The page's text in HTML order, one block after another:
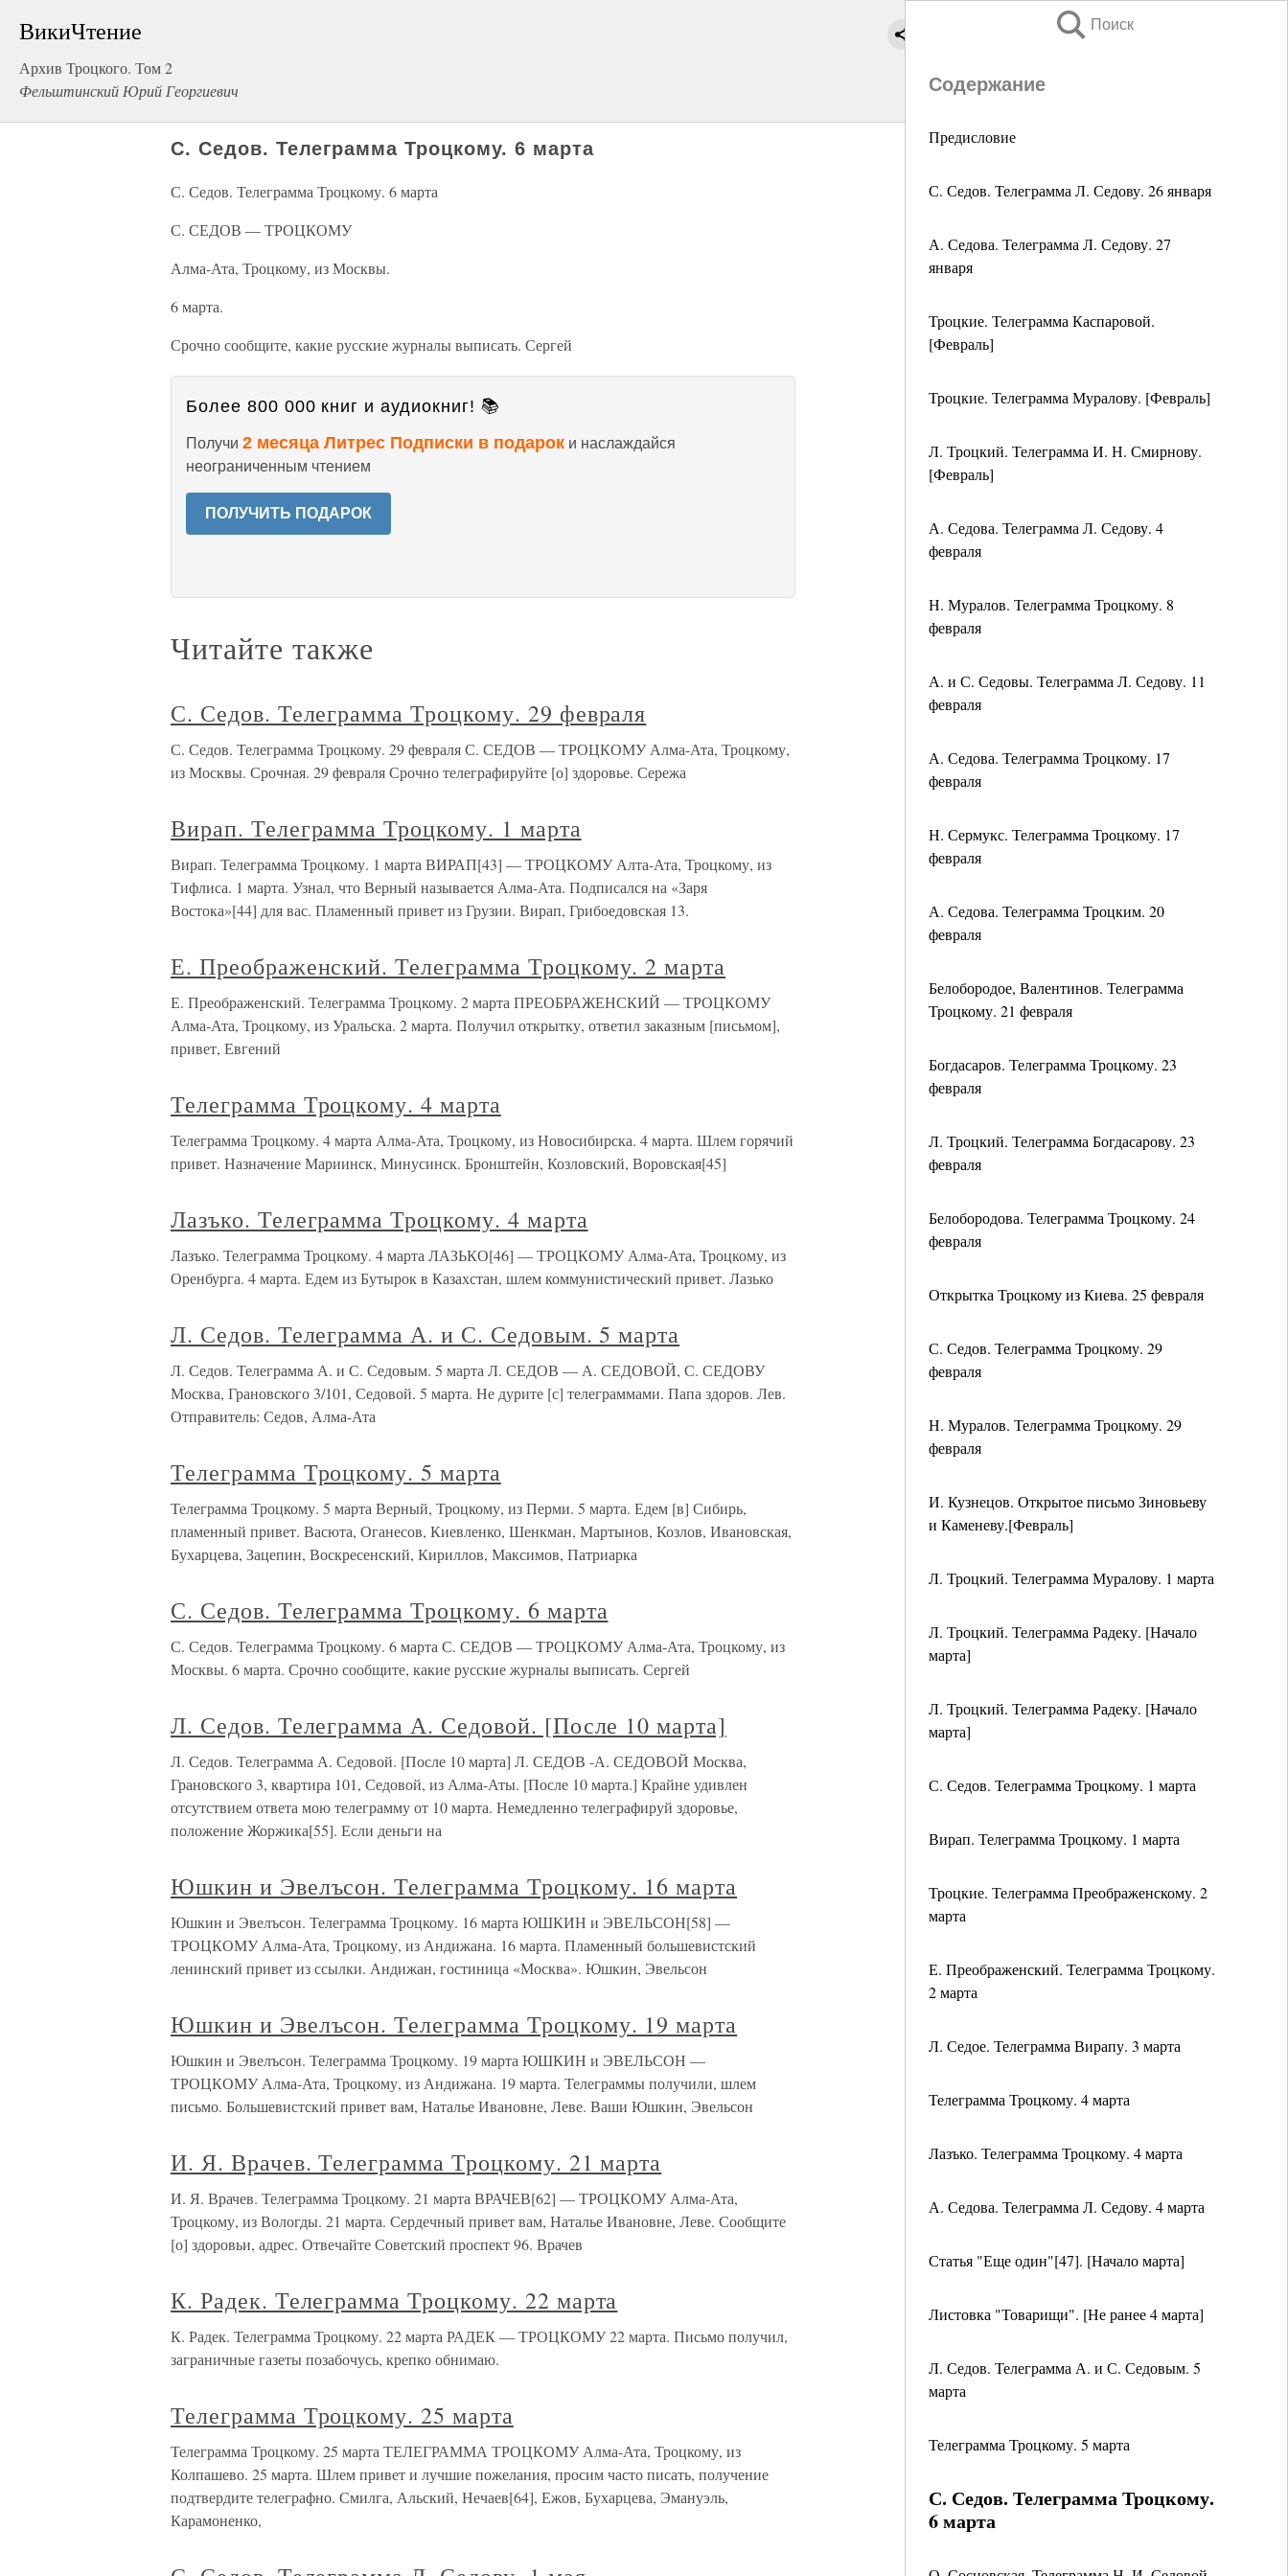
ВикиЧтение
Архив Троцкого. Том 2
Фельштинский Юрий Георгиевич
Поиск
Содержание
Предисловие
С. Седов. Телеграмма Л. Седову. 26 января
А. Седова. Телеграмма Л. Седову. 27
января
Троцкие. Телеграмма Каспаровой.
[Февраль]
Троцкие. Телеграмма Муралову. [Февраль]
Л. Троцкий. Телеграмма И. Н. Смирнову.
[Февраль]
А. Седова. Телеграмма Л. Седову. 4
февраля
Н. Муралов. Телеграмма Троцкому. 8
февраля
А. и С. Седовы. Телеграмма Л. Седову. 11
февраля
А. Седова. Телеграмма Троцкому. 17
февраля
Н. Сермукс. Телеграмма Троцкому. 17
февраля
А. Седова. Телеграмма Троцким. 20
февраля
Белобородое, Валентинов. Телеграмма
Троцкому. 21 февраля
Богдасаров. Телеграмма Троцкому. 23
февраля
Л. Троцкий. Телеграмма Богдасарову. 23
февраля
Белобородова. Телеграмма Троцкому. 24
февраля
Открытка Троцкому из Киева. 25 февраля
С. Седов. Телеграмма Троцкому. 29
февраля
Н. Муралов. Телеграмма Троцкому. 29
февраля
И. Кузнецов. Открытое письмо Зиновьеву
и Каменеву.[Февраль]
Л. Троцкий. Телеграмма Муралову. 1 марта
Л. Троцкий. Телеграмма Радеку. [Начало
марта]
Л. Троцкий. Телеграмма Радеку. [Начало
марта]
С. Седов. Телеграмма Троцкому. 1 марта
Вирап. Телеграмма Троцкому. 1 марта
Троцкие. Телеграмма Преображенскому. 2
марта
Е. Преображенский. Телеграмма Троцкому.
2 марта
Л. Седое. Телеграмма Вирапу. 3 марта
Телеграмма Троцкому. 4 марта
Лазъко. Телеграмма Троцкому. 4 марта
А. Седова. Телеграмма Л. Седову. 4 марта
Статья "Еще один"[47]. [Начало марта]
Листовка "Товарищи". [Не ранее 4 марта]
Л. Седов. Телеграмма А. и С. Седовым. 5
марта
Телеграмма Троцкому. 5 марта
С. Седов. Телеграмма Троцкому.
6 марта
С. Седов. Телеграмма Троцкому. 6 марта
С. Седов. Телеграмма Троцкому. 6 марта
С. СЕДОВ — ТРОЦКОМУ
Алма-Ата, Троцкому, из Москвы.
6 марта.
Срочно сообщите, какие русские журналы выписать. Сергей
Более 800 000 книг и аудиокниг! 📚
Получи 2 месяца Литрес Подписки в подарок и наслаждайся
неограниченным чтением
ПОЛУЧИТЬ ПОДАРОК
Читайте также
С. Седов. Телеграмма Троцкому. 29 февраля
С. Седов. Телеграмма Троцкому. 29 февраля С. СЕДОВ — ТРОЦКОМУ Алма-Ата, Троцкому,
из Москвы. Срочная. 29 февраля Срочно телеграфируйте [о] здоровье. Сережа
Вирап. Телеграмма Троцкому. 1 марта
Вирап. Телеграмма Троцкому. 1 марта ВИРАП[43] — ТРОЦКОМУ Алта-Ата, Троцкому, из
Тифлиса. 1 марта. Узнал, что Верный называется Алма-Ата. Подписался на «Заря
Востока»[44] для вас. Пламенный привет из Грузии. Вирап, Грибоедовская 13.
Е. Преображенский. Телеграмма Троцкому. 2 марта
Е. Преображенский. Телеграмма Троцкому. 2 марта ПРЕОБРАЖЕНСКИЙ — ТРОЦКОМУ
Алма-Ата, Троцкому, из Уральска. 2 марта. Получил открытку, ответил заказным [письмом],
привет, Евгений
Телеграмма Троцкому. 4 марта
Телеграмма Троцкому. 4 марта Алма-Ата, Троцкому, из Новосибирска. 4 марта. Шлем горячий
привет. Назначение Мариинск, Минусинск. Бронштейн, Козловский, Воровская[45]
Лазъко. Телеграмма Троцкому. 4 марта
Лазъко. Телеграмма Троцкому. 4 марта ЛАЗЬКО[46] — ТРОЦКОМУ Алма-Ата, Троцкому, из
Оренбурга. 4 марта. Едем из Бутырок в Казахстан, шлем коммунистический привет. Лазько
Л. Седов. Телеграмма А. и С. Седовым. 5 марта
Л. Седов. Телеграмма А. и С. Седовым. 5 марта Л. СЕДОВ — А. СЕДОВОЙ, С. СЕДОВУ
Москва, Грановского 3/101, Седовой. 5 марта. Не дурите [с] телеграммами. Папа здоров. Лев.
Отправитель: Седов, Алма-Ата
Телеграмма Троцкому. 5 марта
Телеграмма Троцкому. 5 марта Верный, Троцкому, из Перми. 5 марта. Едем [в] Сибирь,
пламенный привет. Васюта, Оганесов, Киевленко, Шенкман, Мартынов, Козлов, Ивановская,
Бухарцева, Зацепин, Воскресенский, Кириллов, Максимов, Патриарка
С. Седов. Телеграмма Троцкому. 6 марта
С. Седов. Телеграмма Троцкому. 6 марта С. СЕДОВ — ТРОЦКОМУ Алма-Ата, Троцкому, из
Москвы. 6 марта. Срочно сообщите, какие русские журналы выписать. Сергей
Л. Седов. Телеграмма А. Седовой. [После 10 марта]
Л. Седов. Телеграмма А. Седовой. [После 10 марта] Л. СЕДОВ -А. СЕДОВОЙ Москва,
Грановского 3, квартира 101, Седовой, из Алма-Аты. [После 10 марта.] Крайне удивлен
отсутствием ответа мою телеграмму от 10 марта. Немедленно телеграфируй здоровье,
положение Жоржика[55]. Если деньги на
Юшкин и Эвелъсон. Телеграмма Троцкому. 16 марта
Юшкин и Эвелъсон. Телеграмма Троцкому. 16 марта ЮШКИН и ЭВЕЛЬСОН[58] —
ТРОЦКОМУ Алма-Ата, Троцкому, из Андижана. 16 марта. Пламенный большевистский
ленинский привет из ссылки. Андижан, гостиница «Москва». Юшкин, Эвельсон
Юшкин и Эвелъсон. Телеграмма Троцкому. 19 марта
Юшкин и Эвелъсон. Телеграмма Троцкому. 19 марта ЮШКИН и ЭВЕЛЬСОН —
ТРОЦКОМУ Алма-Ата, Троцкому, из Андижана. 19 марта. Телеграммы получили, шлем
письмо. Большевистский привет вам, Наталье Ивановне, Леве. Ваши Юшкин, Эвельсон
И. Я. Врачев. Телеграмма Троцкому. 21 марта
И. Я. Врачев. Телеграмма Троцкому. 21 марта ВРАЧЕВ[62] — ТРОЦКОМУ Алма-Ата,
Троцкому, из Вологды. 21 марта. Сердечный привет вам, Наталье Ивановне, Леве. Сообщите
[о] здоровьи, адрес. Отвечайте Советский проспект 96. Врачев
К. Радек. Телеграмма Троцкому. 22 марта
К. Радек. Телеграмма Троцкому. 22 марта РАДЕК — ТРОЦКОМУ 22 марта. Письмо получил,
заграничные газеты позабочусь, крепко обнимаю.
Телеграмма Троцкому. 25 марта
Телеграмма Троцкому. 25 марта ТЕЛЕГРАММА ТРОЦКОМУ Алма-Ата, Троцкому, из
Колпашево. 25 марта. Шлем привет и лучшие пожелания, просим часто писать, получение
подтвердите телеграфно. Смилга, Альский, Нечаев[64], Ежов, Бухарцева, Эмануэль,
Карамоненко,